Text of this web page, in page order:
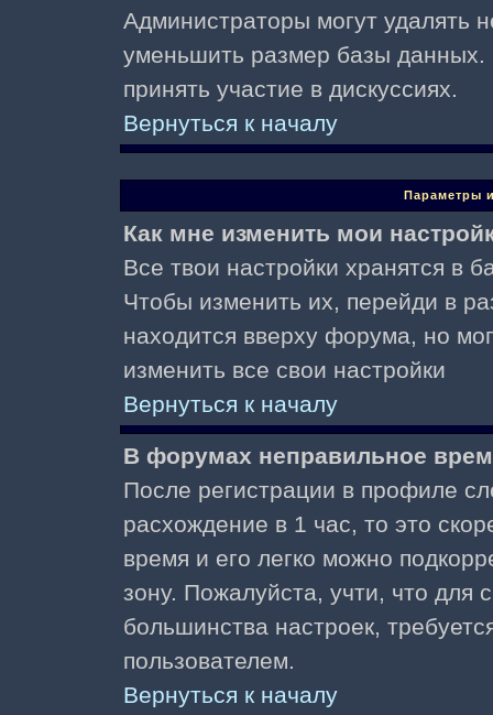
Администраторы могут удалять
уменьшить размер базы данных.
принять участие в дискуссиях.
Вернуться к началу
Параметры
Как мне изменить мои
Все твои настройки хранятся в
Чтобы изменить их, перейди в
находится вверху форума, но
изменить все свои настройки
Вернуться к началу
В форумах неправильное
После регистрации в профиле
расхождение в 1 час, то это
время и его легко можно
зону. Пожалуйста, учти, что для
большинства настроек,
пользователем.
Вернуться к началу